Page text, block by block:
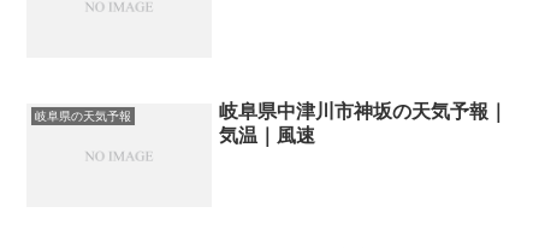
岐阜県の天気予報
岐阜県中津川市神坂の天気予報｜
気温｜風速